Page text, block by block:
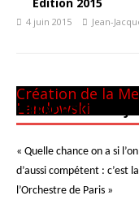
4 juin 2015 Jean-
Panthéon - 22
CM GUILINI
Arthur & Daniel
à New-York
avec L. Naouri à
A Tel-Aviv
Avec Michel
Dernier requiem
Concert
Avec Seiji Ozawa
Création de la
Landowski
PIERRE BOULEZ –
« Quelle chance on a si
d’aussi compétent : c’est
l’Orchestre de Paris »